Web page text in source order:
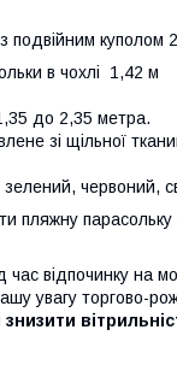
подвійним куполом
в чохлі 1,42 м
до 2,35 метра.
зі щільної
червоний,
парасольку
відпочинку на
увагу торгово-